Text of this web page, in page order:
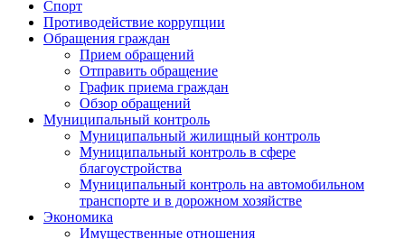
Спорт
Противодействие коррупции
Обращения граждан
Прием обращений
Отправить обращение
График приема граждан
Обзор обращений
Муниципальный контроль
Муниципальный жилищный контроль
Муниципальный контроль в сфере
благоустройства
Муниципальный контроль на автомобильном
транспорте и в дорожном хозяйстве
Экономика
Имущественные отношения